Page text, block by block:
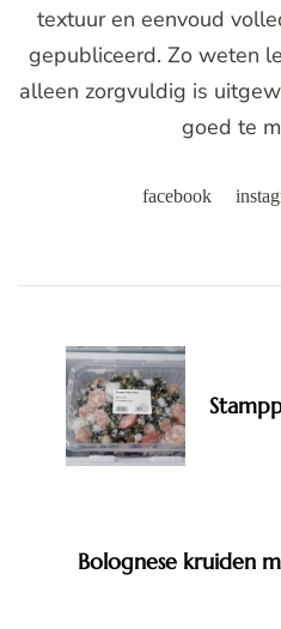
textuur en eenvoud
gepubliceerd. Zo weten
alleen zorgvuldig is
goed te
facebook
Navigation
Bolognese kruiden